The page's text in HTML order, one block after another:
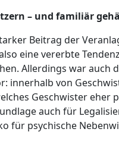
– und familiär
Beitrag der
eine vererbte
Allerdings war auch
innerhalb von
Geschwister eher
auch für
für psychische